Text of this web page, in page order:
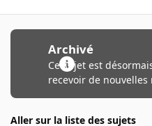
Archivé
Ce sujet est
recevoir de nouvelles
Aller sur la liste des sujets